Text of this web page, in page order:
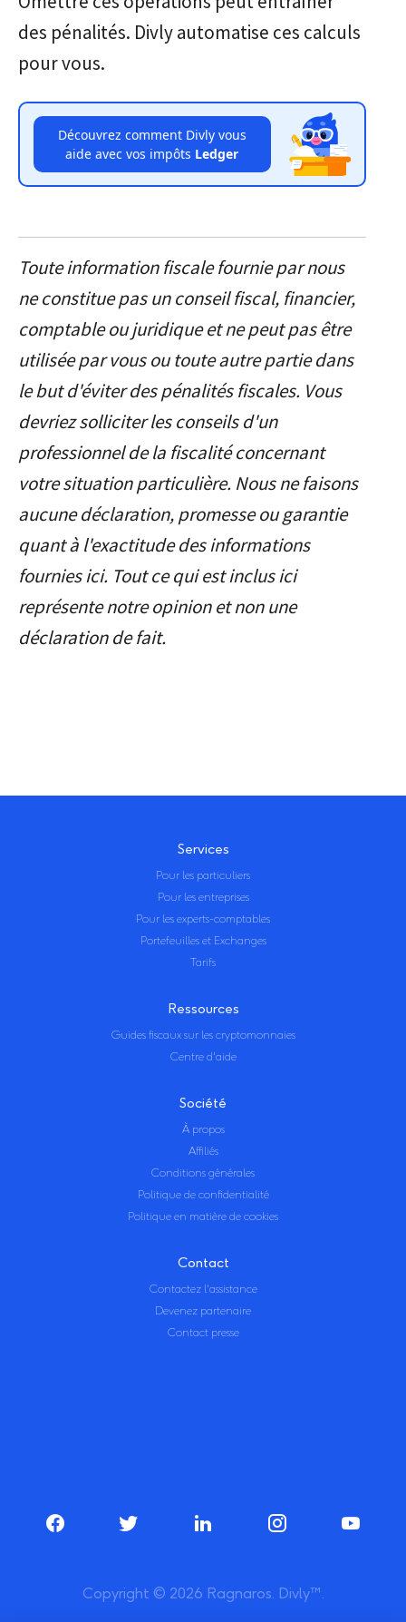
des pénalités. Divly automatise ces calculs
pour vous.
Découvrez comment Divly vous
aide avec vos impôts Ledger
Toute information fiscale fournie par nous
ne constitue pas un conseil fiscal, financier,
comptable ou juridique et ne peut pas être
utilisée par vous ou toute autre partie dans
le but d'éviter des pénalités fiscales. Vous
devriez solliciter les conseils d'un
professionnel de la fiscalité concernant
votre situation particulière. Nous ne faisons
aucune déclaration, promesse ou garantie
quant à l'exactitude des informations
fournies ici. Tout ce qui est inclus ici
représente notre opinion et non une
déclaration de fait.
Services
Pour les particuliers
Pour les entreprises
Pour les experts-comptables
Portefeuilles et Exchanges
Tarifs
Ressources
Guides fiscaux sur les cryptomonnaies
Centre d'aide
Société
À propos
Affiliés
Conditions générales
Politique de confidentialité
Politique en matière de cookies
Contact
Contactez l'assistance
Devenez partenaire
Contact presse
Copyright © 2026 Ragnaros. Divly™.